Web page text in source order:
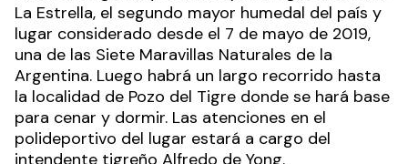
La Estrella, el segundo mayor humedal del país y
lugar considerado desde el 7 de mayo de 2019,
una de las Siete Maravillas Naturales de la
Argentina. Luego habrá un largo recorrido hasta
la localidad de Pozo del Tigre donde se hará base
para cenar y dormir. Las atenciones en el
polideportivo del lugar estará a cargo del